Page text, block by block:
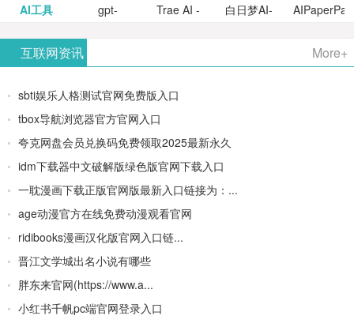
巾帼网
更多>>
AI工具 gpt-
OpenAI最
新AI图像
生成器
Trae AI -
境/深度集
成
Doubao-
1.5-pro与
白日梦AI-
- AI论文写
高质量
PPT
互联网资讯 More+
sbti娱乐人格测试官网免费版入口
tbox导航浏览器官方官网入口
夸克网盘会员兑换码免费领取2025最新永久
idm下载器中文破解版绿色版官网下载入口
一耽漫画下载正版官网版最新入口链接为：...
age动漫官方在线免费动漫观看官网
ridibooks漫画汉化版官网入口链...
晋江文学城出名小说有哪些
胖东来官网(https://www.a...
小红书千帆pc端官网登录入口